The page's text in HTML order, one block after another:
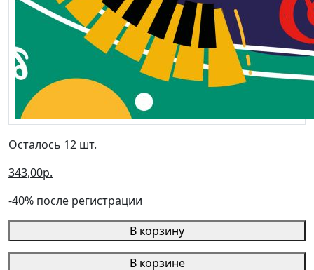
Осталось 12 шт.
343,00р.
-40% после регистрации
В корзину
В корзине